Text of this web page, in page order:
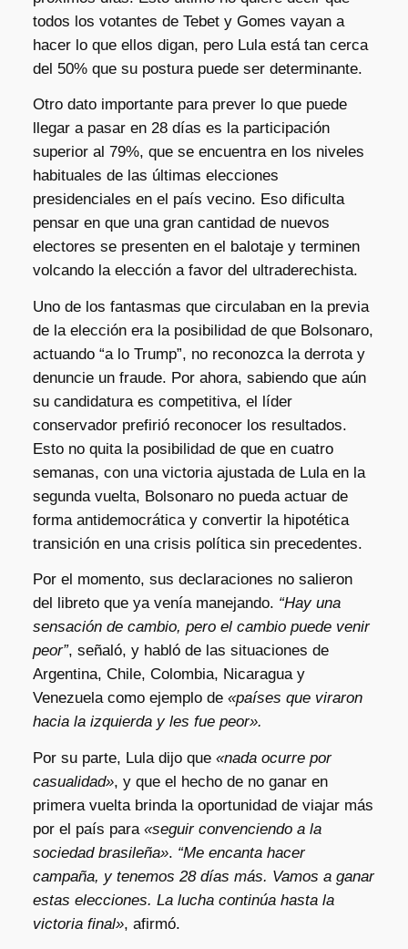
todos los votantes de Tebet y Gomes vayan a
hacer lo que ellos digan, pero Lula está tan cerca
del 50% que su postura puede ser determinante.
Otro dato importante para prever lo que puede
llegar a pasar en 28 días es la participación
superior al 79%, que se encuentra en los niveles
habituales de las últimas elecciones
presidenciales en el país vecino. Eso dificulta
pensar en que una gran cantidad de nuevos
electores se presenten en el balotaje y terminen
volcando la elección a favor del ultraderechista.
Uno de los fantasmas que circulaban en la previa
de la elección era la posibilidad de que Bolsonaro,
actuando “a lo Trump”, no reconozca la derrota y
denuncie un fraude. Por ahora, sabiendo que aún
su candidatura es competitiva, el líder
conservador prefirió reconocer los resultados.
Esto no quita la posibilidad de que en cuatro
semanas, con una victoria ajustada de Lula en la
segunda vuelta, Bolsonaro no pueda actuar de
forma antidemocrática y convertir la hipotética
transición en una crisis política sin precedentes.
Por el momento, sus declaraciones no salieron
del libreto que ya venía manejando. “Hay una
sensación de cambio, pero el cambio puede venir
peor”, señaló, y habló de las situaciones de
Argentina, Chile, Colombia, Nicaragua y
Venezuela como ejemplo de «países que viraron
hacia la izquierda y les fue peor».
Por su parte, Lula dijo que «nada ocurre por
casualidad», y que el hecho de no ganar en
primera vuelta brinda la oportunidad de viajar más
por el país para «seguir convenciendo a la
sociedad brasileña». “Me encanta hacer
campaña, y tenemos 28 días más. Vamos a ganar
estas elecciones. La lucha continúa hasta la
victoria final», afirmó.